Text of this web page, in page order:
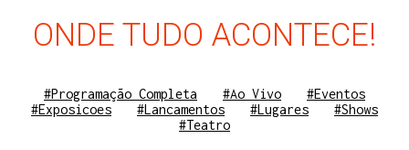
ONDE TUDO ACONTECE!
#Programação Completa #Ao Vivo
#Eventos
#Exposicoes
#Lancamentos #Lugares
#Shows
#Teatro